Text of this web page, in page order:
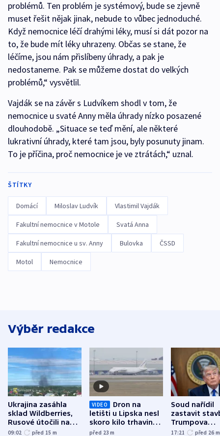
problémů. Ten problém je systémový, bude se zjevně
muset řešit nějak jinak, nebude to vůbec jednoduché.
Když nemocnice léčí drahými léky, musí si dát pozor na
to, že bude mít léky uhrazeny. Občas se stane, že
léčíme, jsou nám přislíbeny úhrady, a pak je
nedostaneme. Pak se můžeme dostat do velkých
problémů,“ vysvětlil.
Vajdák se na závěr s Ludvíkem shodl v tom, že
nemocnice u svaté Anny měla úhrady nízko posazené
dlouhodobě. „Situace se teď mění, ale některé
lukrativní úhrady, které tam jsou, byly posunuty jinam.
To je příčina, proč nemocnice je ve ztrátách,“ uznal.
ŠTÍTKY
Domácí Miloslav Ludvík Vlastimil Vajdák
Fakultní nemocnice v Motole Svatá Anna
Fakultní nemocnice u sv. Anny Bulovka ČSSD
Motol Nemocnice
Výběr redakce
Ukrajina zasáhla
sklad Wildberries,
Rusové útočili na
trh, hasiče či
09:02 před 15 m
VIDEO
Dron na
letišti u Lipska nesl
skoro kilo trhaviny,
indicie ukazují na
před 23m
Soud nařídil
zastavit
Trumpova
tanečního
17:21 před 26 m